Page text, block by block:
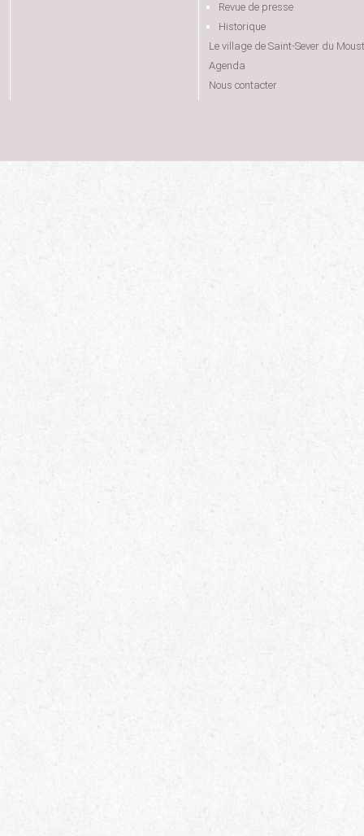
Revue de presse
Historique
Le village de Saint-Sever du
Agenda
Nous contacter